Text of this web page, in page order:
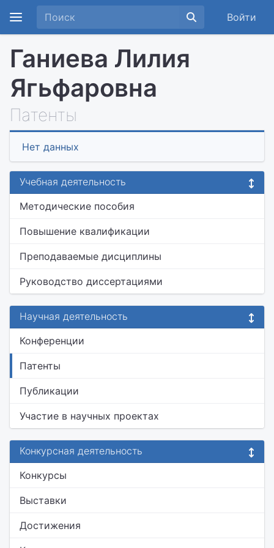
Войти
Ганиева Лилия
Ягьфаровна
Патенты
Нет данных
Учебная деятельность
Методические пособия
Повышение квалификации
Преподаваемые дисциплины
Руководство диссертациями
Научная деятельность
Конференции
Патенты
Публикации
Участие в научных проектах
Конкурсная деятельность
Конкурсы
Выставки
Достижения